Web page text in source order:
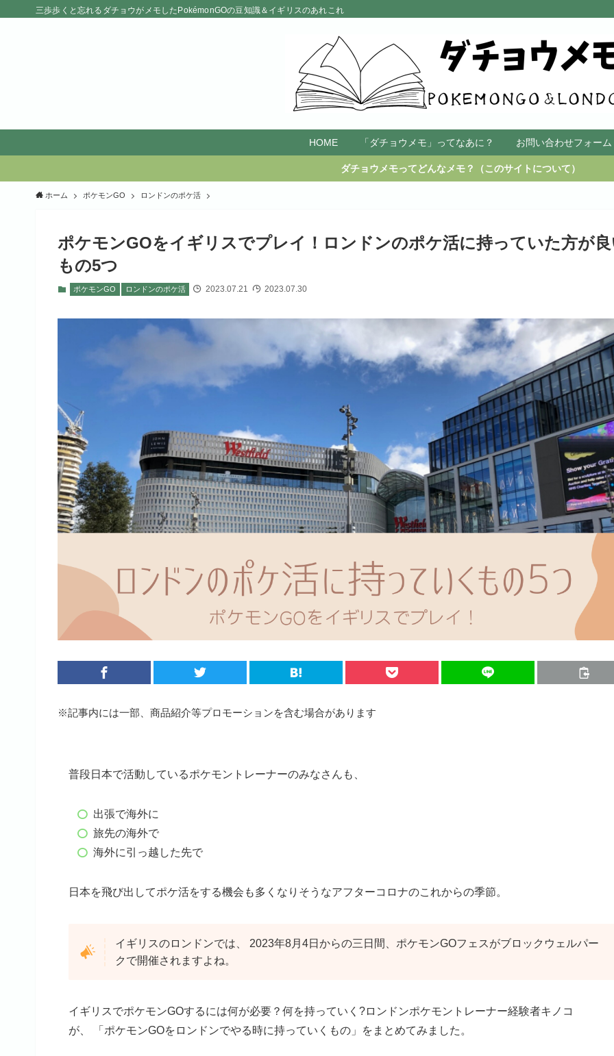
三歩歩くと忘れるダチョウがメモしたPokémonGOの豆知識＆イギリスのあれこれ
HOME 「ダチョウメモ」ってなあに？ お問い合わせフォーム
ダチョウメモってどんなメモ？（このサイトについて）
ホーム ポケモンGO ロンドンのポケ活
ポケモンGOをイギリスでプレイ！ロンドンのポケ活に持っていた方が
もの5つ
ポケモンGO ロンドンのポケ活 2023.07.21 2023.07.30
※記事内には一部、商品紹介等プロモーションを含む場合があります
普段日本で活動しているポケモントレーナーのみなさんも、
出張で海外に
旅先の海外で
海外に引っ越した先で
日本を飛び出してポケ活をする機会も多くなりそうなアフターコロナのこれからの季節。
イギリスのロンドンでは、 2023年8月4日からの三日間、ポケモンGOフェスがブロックウェルパー
クで開催されますよね。
イギリスでポケモンGOするには何が必要？何を持っていく?ロンドンポケモントレーナー経験者キノコ
が、 「ポケモンGOをロンドンでやる時に持っていくもの」をまとめてみました。